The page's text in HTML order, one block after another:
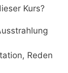
Kurs?
Reden